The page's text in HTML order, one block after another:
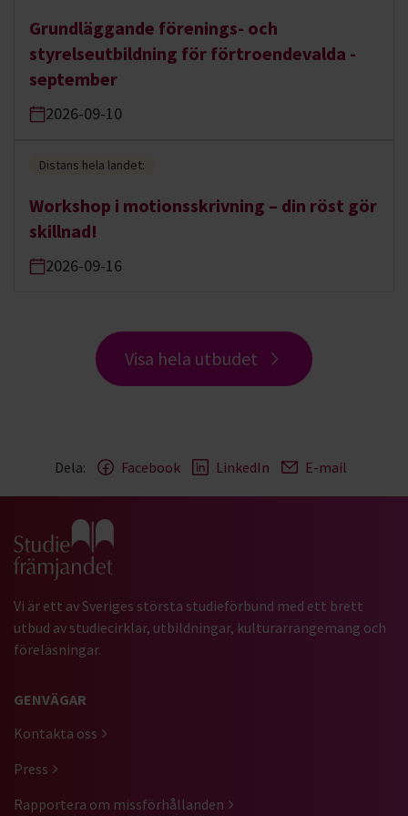
Grundläggande förenings- och
styrelseutbildning för förtroendevalda -
september
2026-09-10
Distans hela landet:
Workshop i motionsskrivning – din röst gör
skillnad!
2026-09-16
Visa hela utbudet
Dela: Facebook LinkedIn E-mail
Gå till studiefrämjandets startsida
Vi är ett av Sveriges största studieförbund med ett brett
utbud av studiecirklar, utbildningar, kulturarrangemang och
föreläsningar.
GENVÄGAR
Kontakta oss
Press
Rapportera om missförhållanden